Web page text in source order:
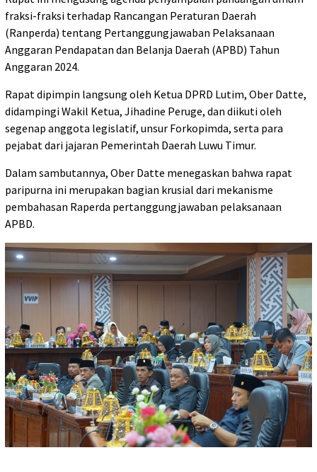
fraksi-fraksi terhadap Rancangan Peraturan Daerah
(Ranperda) tentang Pertanggungjawaban Pelaksanaan
Anggaran Pendapatan dan Belanja Daerah (APBD) Tahun
Anggaran 2024.
Rapat dipimpin langsung oleh Ketua DPRD Lutim, Ober Datte,
didampingi Wakil Ketua, Jihadine Peruge, dan diikuti oleh
segenap anggota legislatif, unsur Forkopimda, serta para
pejabat dari jajaran Pemerintah Daerah Luwu Timur.
Dalam sambutannya, Ober Datte menegaskan bahwa rapat
paripurna ini merupakan bagian krusial dari mekanisme
pembahasan Raperda pertanggungjawaban pelaksanaan
APBD.